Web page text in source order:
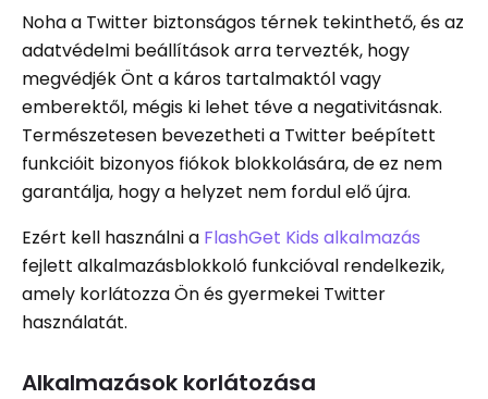
Noha a Twitter biztonságos térnek tekinthető, és az
adatvédelmi beállítások arra tervezték, hogy
megvédjék Önt a káros tartalmaktól vagy
emberektől, mégis ki lehet téve a negativitásnak.
Természetesen bevezetheti a Twitter beépített
funkcióit bizonyos fiókok blokkolására, de ez nem
garantálja, hogy a helyzet nem fordul elő újra.
Ezért kell használni a FlashGet Kids alkalmazás
fejlett alkalmazásblokkoló funkcióval rendelkezik,
amely korlátozza Ön és gyermekei Twitter
használatát.
Alkalmazások korlátozása